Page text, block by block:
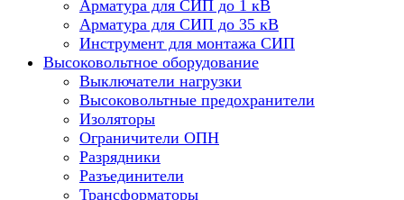
Арматура для СИП до 1 кВ
Арматура для СИП до 35 кВ
Инструмент для монтажа СИП
Высоковольтное оборудование
Выключатели нагрузки
Высоковольтные предохранители
Изоляторы
Ограничители ОПН
Разрядники
Разъединители
Трансформаторы